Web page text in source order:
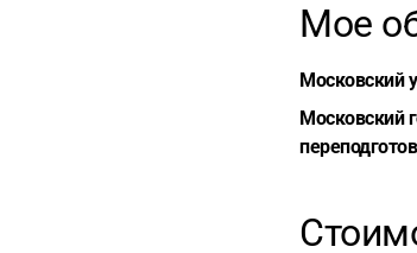
Мое
Московский
Московский